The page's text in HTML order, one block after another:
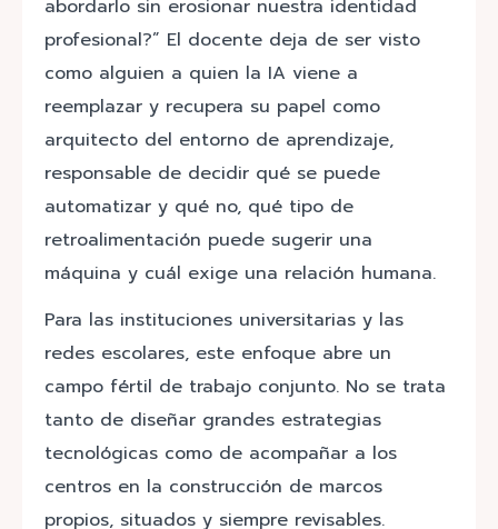
abordarlo sin erosionar nuestra identidad
profesional?” El docente deja de ser visto
como alguien a quien la IA viene a
reemplazar y recupera su papel como
arquitecto del entorno de aprendizaje,
responsable de decidir qué se puede
automatizar y qué no, qué tipo de
retroalimentación puede sugerir una
máquina y cuál exige una relación humana.
Para las instituciones universitarias y las
redes escolares, este enfoque abre un
campo fértil de trabajo conjunto. No se trata
tanto de diseñar grandes estrategias
tecnológicas como de acompañar a los
centros en la construcción de marcos
propios, situados y siempre revisables.